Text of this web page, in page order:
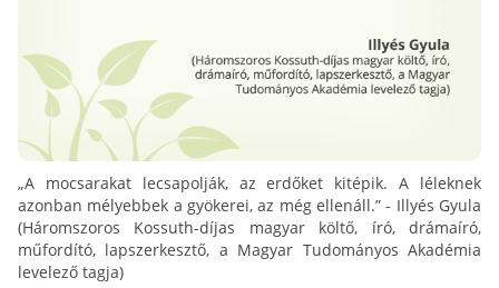
„A mocsarakat lecsapolják, az erdőket kitépik. A léleknek
azonban mélyebbek a gyökerei, az még ellenáll.” - Illyés Gyula
(Háromszoros Kossuth-díjas magyar költő, író, drámaíró,
műfordító, lapszerkesztő, a Magyar Tudományos Akadémia
levelező tagja)